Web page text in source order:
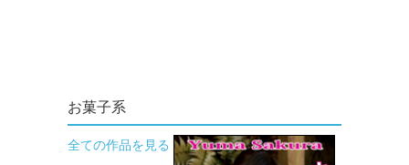
お菓子系
全ての作品を見る